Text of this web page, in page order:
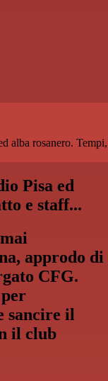
alba rosanero. Tempi,
Pisa ed
e staff...
approdo di
CFG.
sancire il
il club